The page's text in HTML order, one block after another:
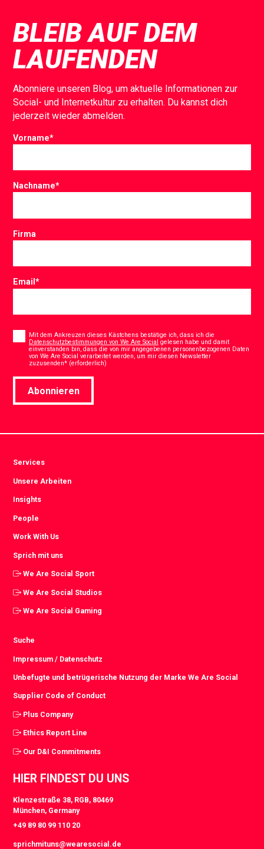
BLEIB AUF DEM
LAUFENDEN
Abonniere unseren Blog, um aktuelle Informationen zur
Social- und Internetkultur zu erhalten. Du kannst dich
jederzeit wieder abmelden.
Vorname*
Nachname*
Firma
Email*
*
Mit dem Ankreuzen dieses Kästchens bestätige ich, dass ich die
Datenschutzbestimmungen von We Are Social gelesen habe und damit
einverstanden bin, dass die von mir angegebenen personenbezogenen Daten
von We Are Social verarbeitet werden, um mir diesen Newsletter
zuzusenden* (erforderlich)
Abonnieren
Services
Unsere Arbeiten
Insights
People
Work With Us
Sprich mit uns
We Are Social Sport
We Are Social Studios
We Are Social Gaming
Suche
Impressum / Datenschutz
Unbefugte und betrügerische Nutzung der Marke We Are Social
Supplier Code of Conduct
Plus Company
Ethics Report Line
Our D&I Commitments
HIER FINDEST DU UNS
Klenzestraße 38, RGB, 80469
München, Germany
+49 89 80 99 110 20
sprichmituns@wearesocial.de